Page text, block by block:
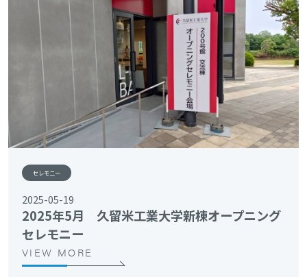
セレモニー
2025-05-19
2025年5月 久留米工業大学新棟オープニング
セレモニー
VIEW MORE